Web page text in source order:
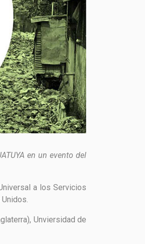
en un evento del
a los Servicios
Unviersidad de